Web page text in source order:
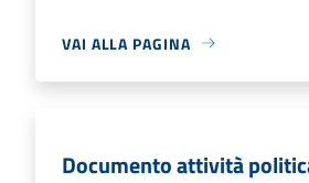
VAI ALLA PAGINA
Documento attività